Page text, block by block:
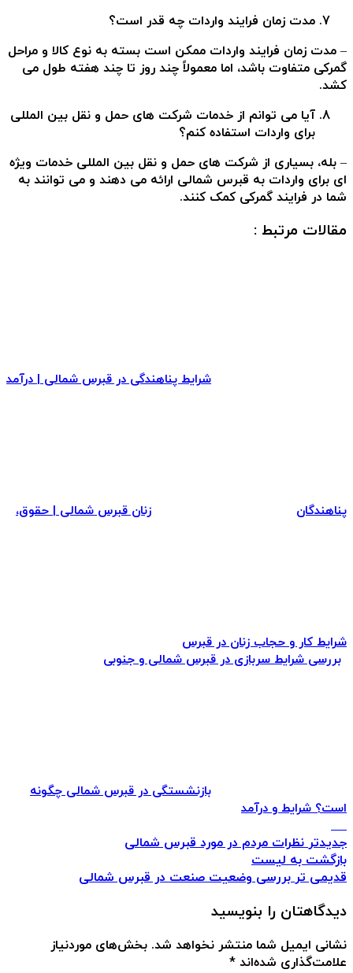
مدت زمان فرایند واردات چه قدر است؟
– مدت زمان فرایند واردات ممکن است بسته به نوع کالا و مراحل
گمرکی متفاوت باشد، اما معمولاً چند روز تا چند هفته طول می
کشد.
آیا می توانم از خدمات شرکت های حمل و نقل بین المللی
برای واردات استفاده کنم؟
– بله، بسیاری از شرکت های حمل و نقل بین المللی خدمات ویژه
ای برای واردات به قبرس شمالی ارائه می دهند و می توانند به
شما در فرایند گمرکی کمک کنند.
مقالات مرتبط :
شرایط پناهندگی در قبرس شمالی | درآمد
پناهندگان زنان قبرس شمالی | حقوق،
شرایط کار و حجاب زنان در قبرس
بررسی شرایط سربازی در قبرس شمالی و جنوبی
بازنشستگی در قبرس شمالی چگونه
است؟ شرایط و درآمد
جدیدتر نظرات مردم در مورد قبرس شمالی
بازگشت به لیست
قدیمی تر بررسی وضعیت صنعت در قبرس شمالی
دیدگاهتان را بنویسید
نشانی ایمیل شما منتشر نخواهد شد. بخش‌های موردنیاز
علامت‌گذاری شده‌اند *